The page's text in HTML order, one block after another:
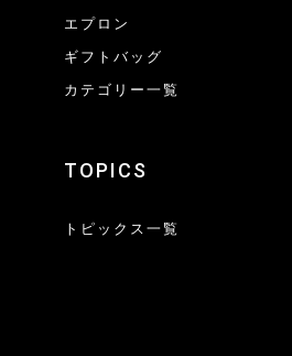
エプロン
ギフトバッグ
カテゴリー一覧
TOPICS
トピックス一覧